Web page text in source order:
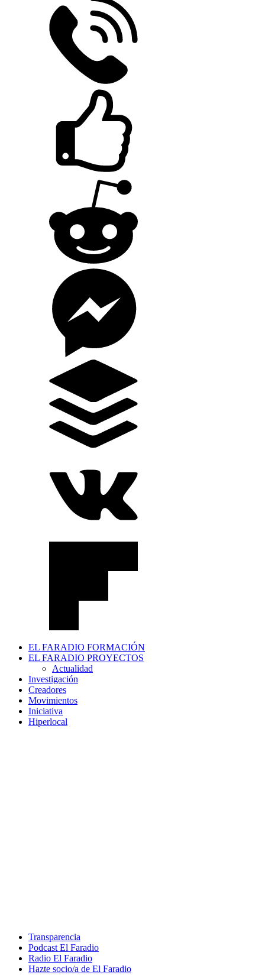
EL FARADIO FORMACIÓN
EL FARADIO PROYECTOS
Actualidad
Investigación
Creadores
Movimientos
Iniciativa
Hiperlocal
Transparencia
Podcast El Faradio
Radio El Faradio
Hazte socio/a de El Faradio